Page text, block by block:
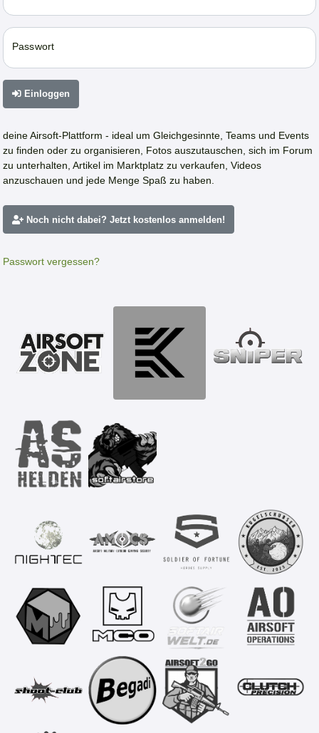
Passwort
Einloggen
deine Airsoft-Plattform - ideal um Gleichgesinnte, Teams und Events
zu finden oder zu organisieren, Fotos auszutauschen, sich im Forum
zu unterhalten, Artikel im Marktplatz zu verkaufen, Videos
anzuschauen und jede Menge Spaß zu haben.
Noch nicht dabei? Jetzt kostenlos anmelden!
Passwort vergessen?